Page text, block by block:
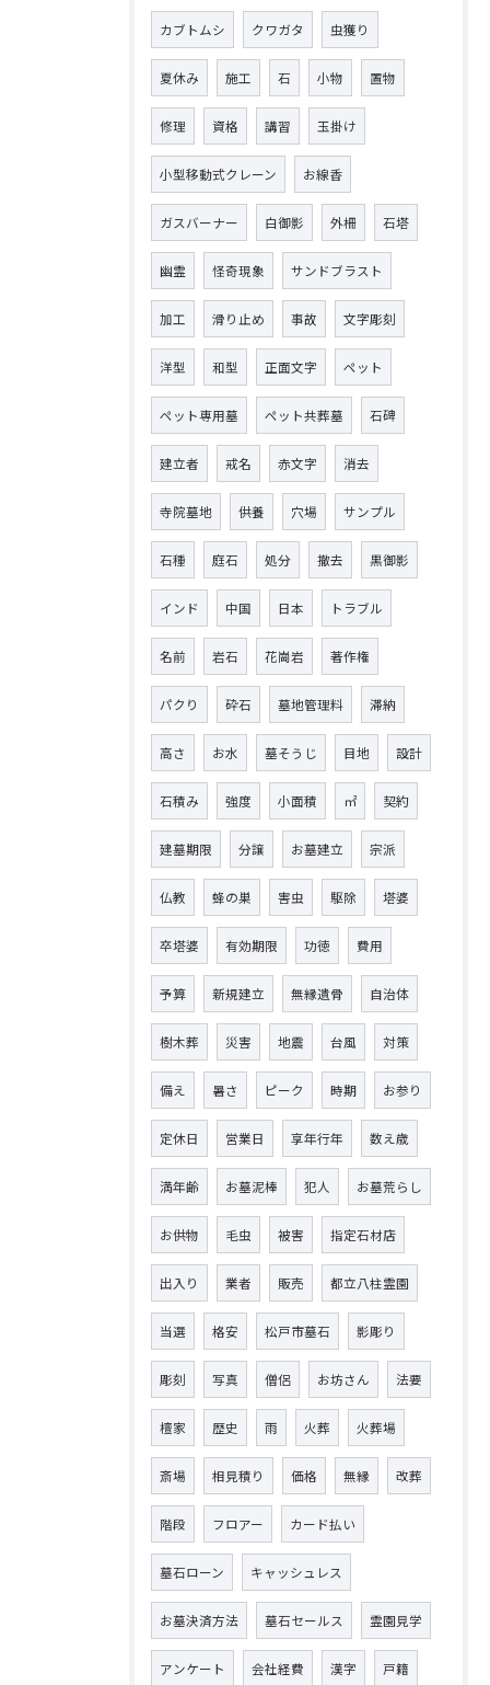
カブトムシ クワガタ 虫獲り
夏休み 施工 石 小物 置物
修理 資格 講習 玉掛け
小型移動式クレーン お線香
ガスバーナー 白御影 外柵 石塔
幽霊 怪奇現象 サンドブラスト
加工 滑り止め 事故 文字彫刻
洋型 和型 正面文字 ペット
ペット専用墓 ペット共葬墓 石碑
建立者 戒名 赤文字 消去
寺院墓地 供養 穴場 サンプル
石種 庭石 処分 撤去 黒御影
インド 中国 日本 トラブル
名前 岩石 花崗岩 著作権
パクり 砕石 墓地管理料 滞納
高さ お水 墓そうじ 目地 設計
石積み 強度 小面積 ㎡ 契約
建墓期限 分譲 お墓建立 宗派
仏教 蜂の巣 害虫 駆除 塔婆
卒塔婆 有効期限 功徳 費用
予算 新規建立 無縁遺骨 自治体
樹木葬 災害 地震 台風 対策
備え 暑さ ピーク 時期 お参り
定休日 営業日 享年行年 数え歳
満年齢 お墓泥棒 犯人 お墓荒らし
お供物 毛虫 被害 指定石材店
出入り 業者 販売 都立八柱霊園
当選 格安 松戸市墓石 影彫り
彫刻 写真 僧侶 お坊さん 法要
檀家 歴史 雨 火葬 火葬場
斎場 相見積り 価格 無縁 改葬
階段 フロアー カード払い
墓石ローン キャッシュレス
お墓決済方法 墓石セールス 霊園見学
アンケート 会社経費 漢字 戸籍